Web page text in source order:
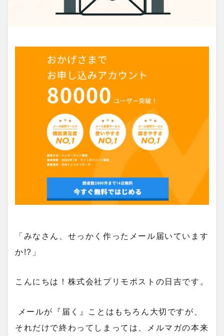
「みなさん、せっかく作ったメール届いています
か!?」
こんにちは！株式会社プリモポストの日吉です。
メールが『届く』ことはもちろん大切ですが、
それだけで終わってしまっては、メルマガの本来